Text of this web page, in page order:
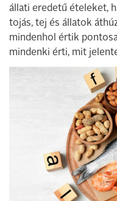
állati eredetű ételeket,
tojás, tej és állatok
mindenhol értik
mindenki érti, mit